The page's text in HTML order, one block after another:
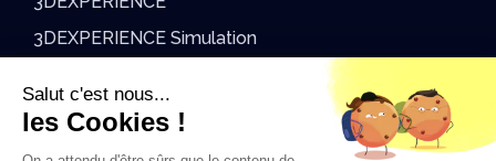
3DEXPERIENCE Simulation
AvenAo Academy
Salut c'est nous...
les Cookies !